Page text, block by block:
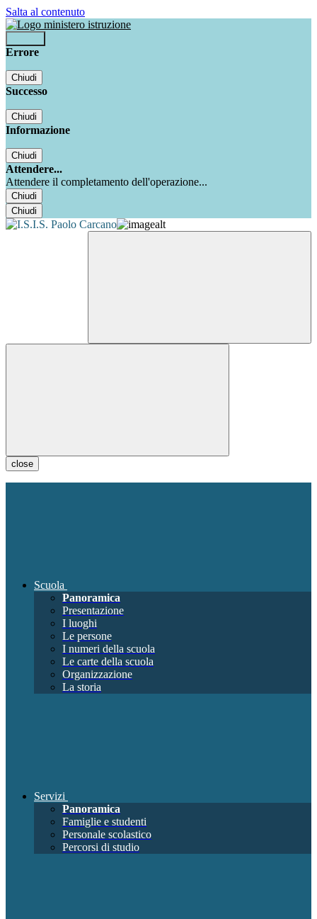
Salta al contenuto
Errore
Chiudi
Successo
Chiudi
Informazione
Chiudi
Attendere...
Attendere il completamento dell'operazione...
Chiudi
Chiudi
close
Scuola
Panoramica
Presentazione
I luoghi
Le persone
I numeri della scuola
Le carte della scuola
Organizzazione
La storia
Servizi
Panoramica
Famiglie e studenti
Personale scolastico
Percorsi di studio